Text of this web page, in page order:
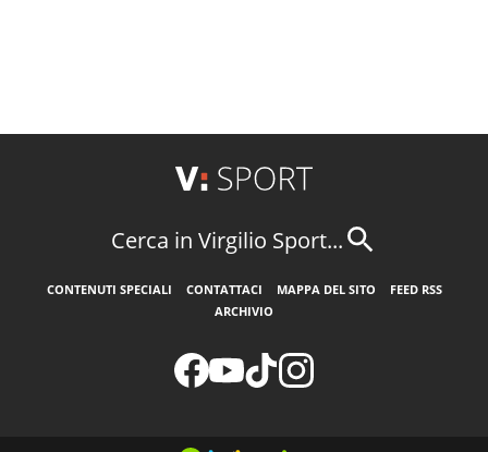
Cerca in Virgilio Sport...
CONTENUTI SPECIALI CONTATTACI MAPPA DEL SITO
FEED RSS
ARCHIVIO